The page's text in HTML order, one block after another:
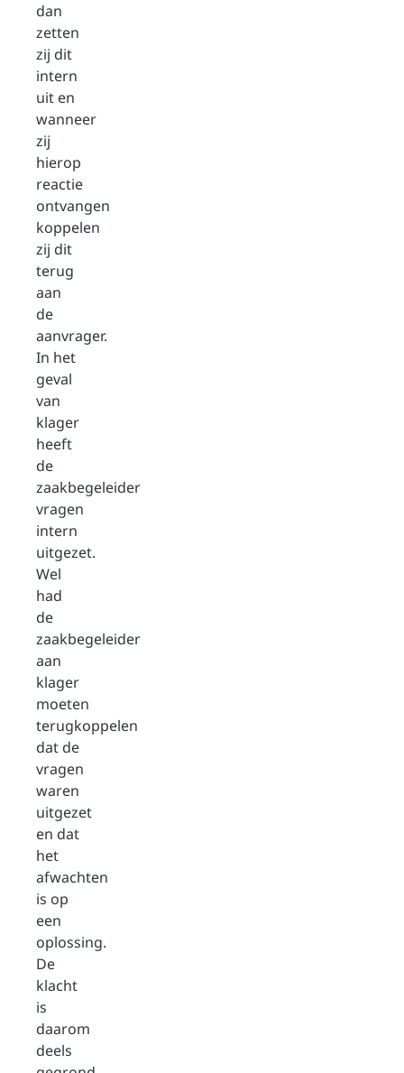
dan
zetten
zij dit
intern
uit en
wanneer
zij
hierop
reactie
ontvangen
koppelen
zij dit
terug
aan
de
aanvrager.
In het
geval
van
klager
heeft
de
zaakbegeleider
vragen
intern
uitgezet.
Wel
had
de
zaakbegeleider
aan
klager
moeten
terugkoppelen
dat de
vragen
waren
uitgezet
en dat
het
afwachten
is op
een
oplossing.
De
klacht
is
daarom
deels